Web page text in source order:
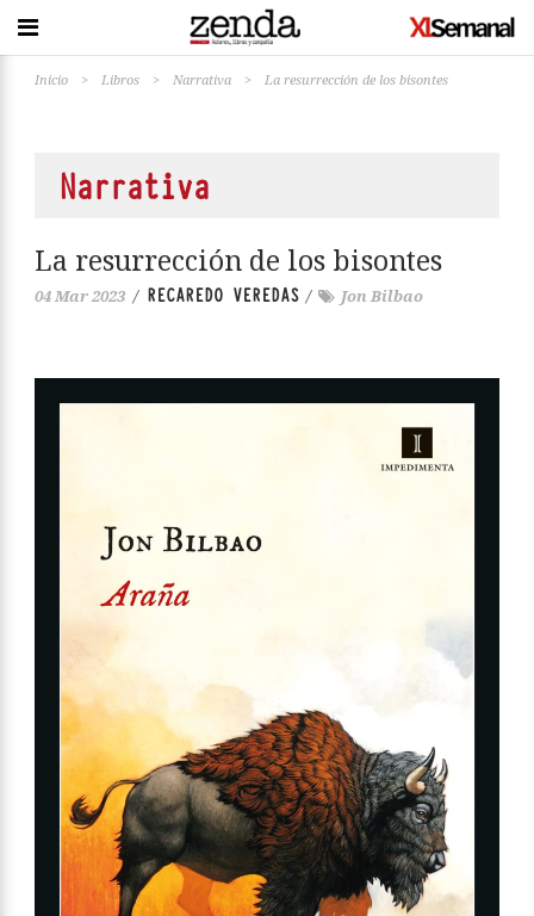
Inicio > Libros > Narrativa > La resurrección de los bisontes
Narrativa
La resurrección de los bisontes
04 Mar 2023 / RECAREDO VEREDAS / Jon Bilbao